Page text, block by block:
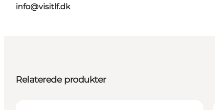
info@visitlf.dk
Relaterede produkter